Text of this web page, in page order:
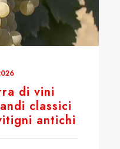
di vini
classici
antichi